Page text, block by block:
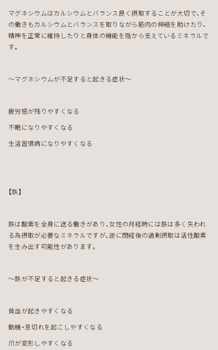
マグネシウムはカルシウムとバランス良く摂取することが大切で、そ
の働きもカルシウムとバランスを取りながら筋肉の伸縮を助けたり、
精神を正常に維持したりと身体の機能を陰から支えているミネラルで
す。
～マグネシウムが不足すると起きる症状～
疲労感が残りやすくなる
不眠になりやすくなる
生活習慣病になりやすくなる
【鉄】
鉄は酸素を全身に送る働きがあり、女性の月経時には鉄は多く失われ
る為摂取が必要なミネラルですが、逆に閉経後の過剰摂取は活性酸素
を生み出す可能性があります。
～鉄が不足すると起きる症状～
貧血が起きやすくなる
動機・息切れを起こしやすくなる
爪が変形しやすくなる